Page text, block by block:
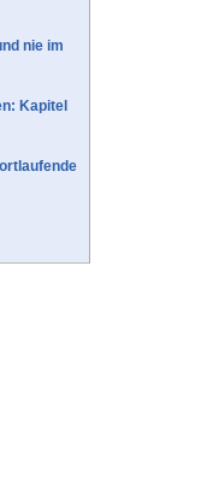
nie im
Kapitel